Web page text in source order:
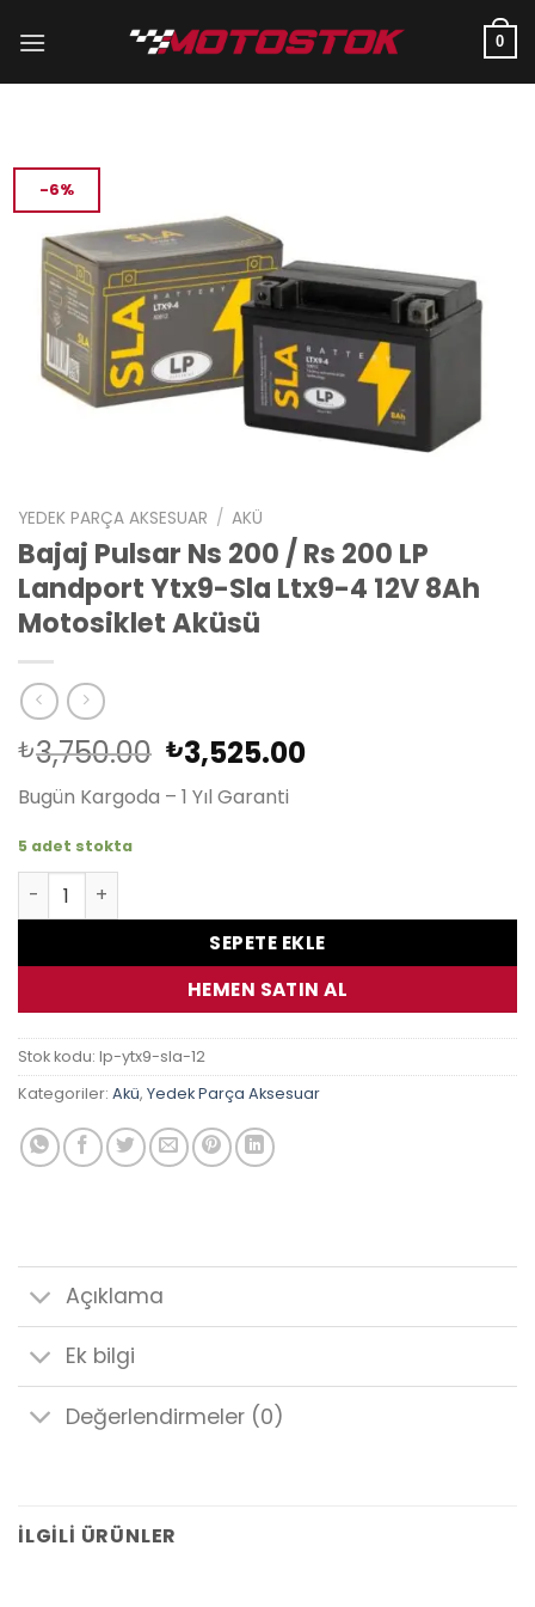
atla
0
-6%
YEDEK PARÇA AKSESUAR / AKÜ
Bajaj Pulsar Ns 200 / Rs 200 LP
Landport Ytx9-Sla Ltx9-4 12V 8Ah
Motosiklet Aküsü
₺3,750.00 Orijinal
fiyat:
₺3,750.00.
₺3,525.00Şu
Bugün Kargoda – 1 Yıl Garanti
5 adet stokta
Bajaj Pulsar Ns 200 / Rs 200 LP Landport Ytx9-Sla Ltx9-
SEPETE EKLE
HEMEN SATIN AL
Stok kodu: lp-ytx9-sla-12
Kategoriler: Akü, Yedek Parça Aksesuar
Açıklama
Ek bilgi
Değerlendirmeler (0)
İLGILI ÜRÜNLER